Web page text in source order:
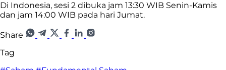
Di Indonesia, sesi 2 dibuka jam 13:30 WIB Senin-Kamis
dan jam 14:00 WIB pada hari Jumat.
Share
Tag